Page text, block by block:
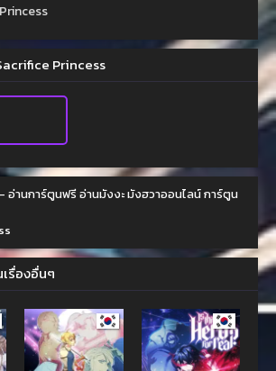
Princess
อ่านการ์ตูนฟรี อ่านมังงะ มังฮวาออนไลน์ การ์ตูน
รื่องอื่นๆ